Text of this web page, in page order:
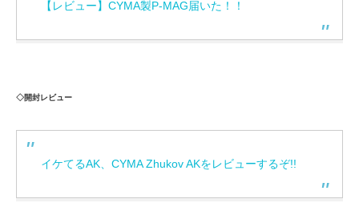
【レビュー】CYMA製P-MAG届いた！！
◇開封レビュー
イケてるAK、CYMA Zhukov AKをレビューするぞ!!